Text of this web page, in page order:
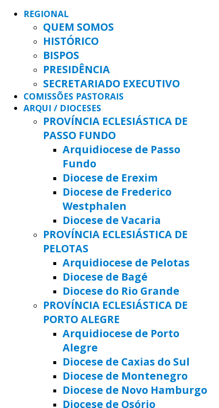
REGIONAL
QUEM SOMOS
HISTÓRICO
BISPOS
PRESIDÊNCIA
SECRETARIADO EXECUTIVO
COMISSÕES PASTORAIS
ARQUI / DIOCESES
PROVÍNCIA ECLESIÁSTICA DE
PASSO FUNDO
Arquidiocese de Passo
Fundo
Diocese de Erexim
Diocese de Frederico
Westphalen
Diocese de Vacaria
PROVÍNCIA ECLESIÁSTICA DE
PELOTAS
Arquidiocese de Pelotas
Diocese de Bagé
Diocese do Rio Grande
PROVÍNCIA ECLESIÁSTICA DE
PORTO ALEGRE
Arquidiocese de Porto
Alegre
Diocese de Caxias do Sul
Diocese de Montenegro
Diocese de Novo Hamburgo
Diocese de Osório